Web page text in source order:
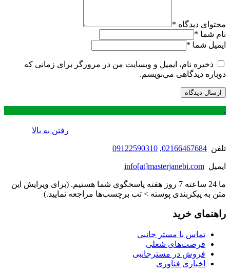
محتوای دیدگاه *
نام شما *
ایمیل شما *
ذخیره نام، ایمیل و وبسایت من در مرورگر برای زمانی که
دوباره دیدگاهی می‌نویسم.
.
رفتن به بالا
تلفن 02166467684
,
09122590310
ایمیل info[at]masterjanebi.com
ما 24 ساعته 7 روز هفته پاسخگوی شما هستیم. (برای ویرایش این
متن به پیکربندی پوسته > تب برچسب‌ها مراجعه نمایید.)
راهنمای خرید
تماس با مستر جانبی
فرصت‌های شغلی
فروش در مسترجانبی
اخباری فناوری